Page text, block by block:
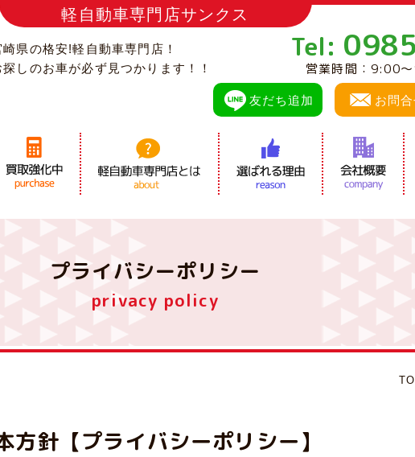
軽自動車専門店サンクス
崎県の格安!軽自動車専門店！
探しのお車が必ず見つかります！！
Tel:
営業時間：9:00
友だち追加 お問
プライバシーポリシー
privacy policy
針【プライバシーポリシー】